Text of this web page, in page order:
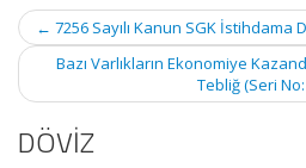
Post
navigation
← 7256 Sayılı Kanun SGK İstihdama
Bazı Varlıkların Ekonomiye
Tebliğ (Seri
DÖVİZ